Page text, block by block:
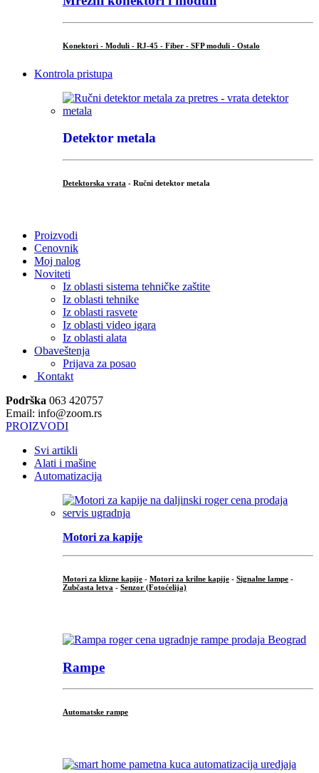
Konektori - Moduli - RJ-45 - Fiber - SFP moduli - Ostalo
Kontrola pristupa
Detektor metala
Detektorska vrata - Ručni detektor metala
Proizvodi
Cenovnik
Moj nalog
Noviteti
Iz oblasti sistema tehničke zaštite
Iz oblasti tehnike
Iz oblasti rasvete
Iz oblasti video igara
Iz oblasti alata
Obaveštenja
Prijava za posao
Kontakt
Podrška 063 420757
Email: info@zoom.rs
PROIZVODI
Svi artikli
Alati i mašine
Automatizacija
Motori za kapije
Motori za klizne kapije - Motori za krilne kapije - Signalne lampe -
Zubčasta letva - Senzor (Fotoćelija)
Rampe
Automatske rampe